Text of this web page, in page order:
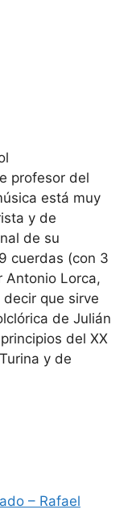
profesor del
está muy
y de
de su
cuerdas (con 3
Antonio Lorca,
que sirve
de Julián
del XX
y de
– Rafael